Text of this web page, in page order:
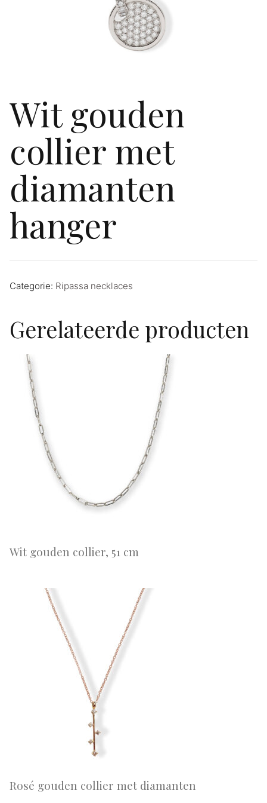
Wit gouden
collier met
diamanten
hanger
Categorie: Ripassa necklaces
Gerelateerde producten
Wit gouden collier, 51 cm
Rosé gouden collier met diamanten